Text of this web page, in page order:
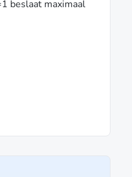
beslaat maximaal